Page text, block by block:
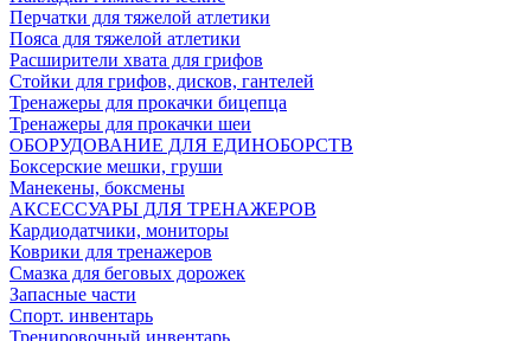
Перчатки для тяжелой атлетики
Пояса для тяжелой атлетики
Расширители хвата для грифов
Стойки для грифов, дисков, гантелей
Тренажеры для прокачки бицепца
Тренажеры для прокачки шеи
ОБОРУДОВАНИЕ ДЛЯ ЕДИНОБОРСТВ
Боксерские мешки, груши
Манекены, боксмены
АКСЕССУАРЫ ДЛЯ ТРЕНАЖЕРОВ
Кардиодатчики, мониторы
Коврики для тренажеров
Смазка для беговых дорожек
Запасные части
Спорт. инвентарь
Тренировочный инвентарь